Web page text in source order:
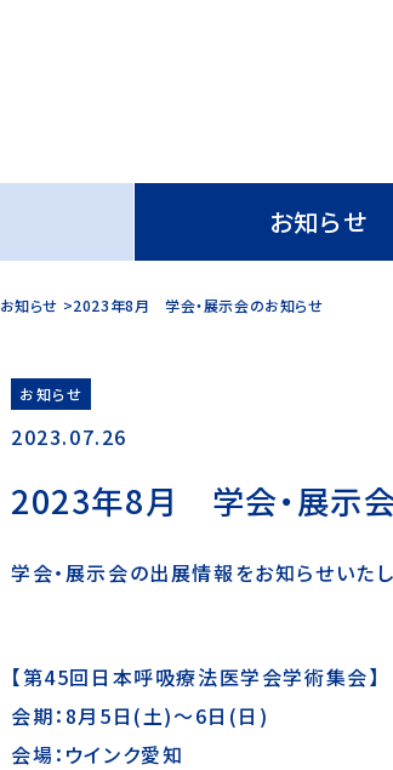
お知らせ
お知らせ 2023年8月 学会・展示会のお知らせ
お知らせ
2023.07.26
2023年8月 学会・展示
学会・展示会の出展情報をお知らせいたし
【第45回日本呼吸療法医学会学術集会】
会期：8月5日(土)～6日(日)
会場：ウインク愛知